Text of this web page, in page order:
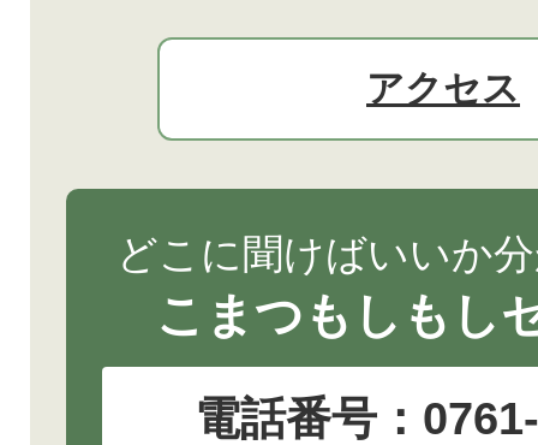
アクセス
どこに聞けばいいか
こまつもしもし
電話番号：